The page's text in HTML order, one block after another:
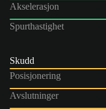
Akselerasjon
Spurthastighet
Skudd
Posisjonering
Avslutninger